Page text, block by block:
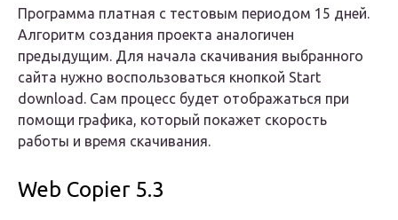
Программа платная с тестовым периодом 15 дней.
Алгоритм создания проекта аналогичен
предыдущим. Для начала скачивания выбранного
сайта нужно воспользоваться кнопкой Start
download. Сам процесс будет отображаться при
помощи графика, который покажет скорость
работы и время скачивания.
Web Copier 5.3